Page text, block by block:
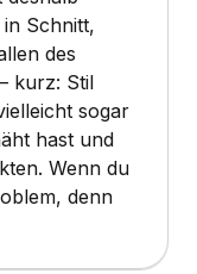
Schnitt,
des
kurz: Stil
sogar
hast und
Wenn du
denn